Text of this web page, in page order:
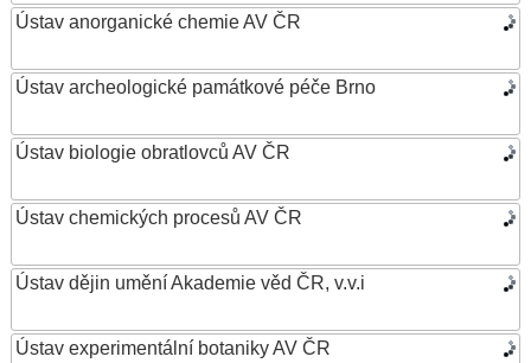
Ústav anorganické chemie AV ČR
Ústav archeologické památkové péče Brno
Ústav biologie obratlovců AV ČR
Ústav chemických procesů AV ČR
Ústav dějin umění Akademie věd ČR, v.v.i
Ústav experimentální botaniky AV ČR